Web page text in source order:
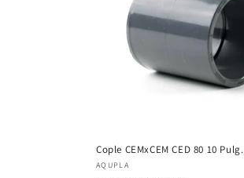
Cople CEMxCEM CED 80 10 Pulg.
Proveedor:
AQUPLA